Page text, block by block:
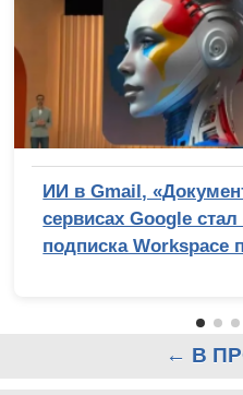
ИИ в Gmail,
сервисах Google
подписка Workspace
← В